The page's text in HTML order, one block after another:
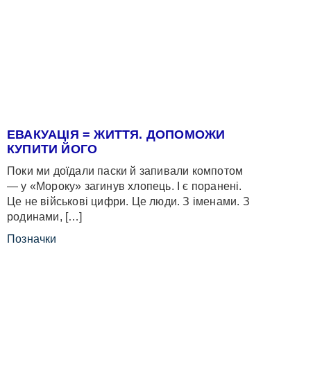
ЕВАКУАЦІЯ = ЖИТТЯ. ДОПОМОЖИ
КУПИТИ ЙОГО
Поки ми доїдали паски й запивали компотом
— у «Мороку» загинув хлопець. І є поранені.
Це не військові цифри. Це люди. З іменами. З
родинами, […]
Позначки